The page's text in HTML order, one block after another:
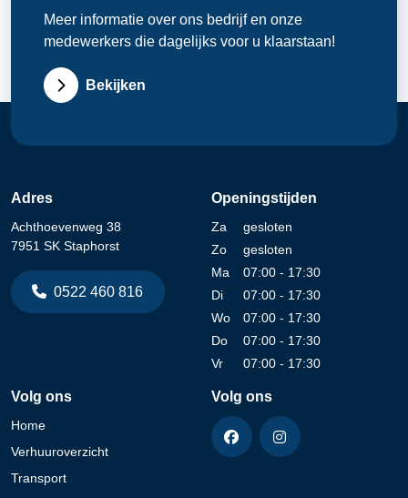
Meer informatie over ons bedrijf en onze
medewerkers die dagelijks voor u klaarstaan!
Bekijken
Adres
Achthoevenweg 38
7951 SK Staphorst
0522 460 816
Openingstijden
Za
gesloten
Zo
gesloten
Ma
07:00 - 17:30
Di
07:00 - 17:30
Wo
07:00 - 17:30
Do
07:00 - 17:30
Vr
07:00 - 17:30
Volg ons
Home
Verhuuroverzicht
Transport
Volg ons